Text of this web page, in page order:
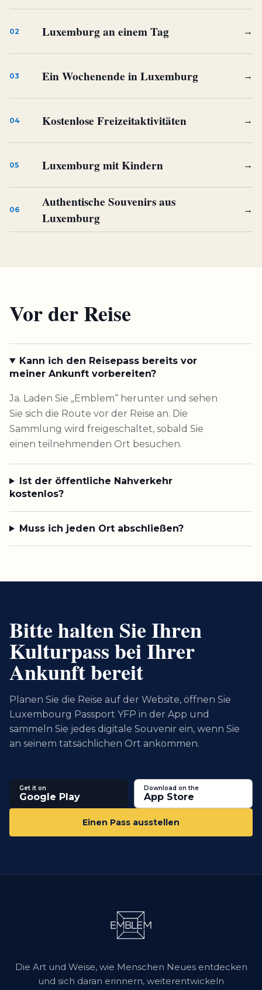
02 Luxemburg an einem Tag →
03 Ein Wochenende in Luxemburg →
04 Kostenlose Freizeitaktivitäten →
05 Luxemburg mit Kindern →
06
Authentische Souvenirs aus
Luxemburg
→
Vor der Reise
Kann ich den Reisepass bereits vor
meiner Ankunft vorbereiten?
Ja. Laden Sie „Emblem“ herunter und sehen
Sie sich die Route vor der Reise an. Die
Sammlung wird freigeschaltet, sobald Sie
einen teilnehmenden Ort besuchen.
Ist der öffentliche Nahverkehr
kostenlos?
Muss ich jeden Ort abschließen?
Bitte halten Sie Ihren
Kulturpass bei Ihrer
Ankunft bereit
Planen Sie die Reise auf der Website, öffnen Sie
Luxembourg Passport YFP in der App und
sammeln Sie jedes digitale Souvenir ein, wenn Sie
an seinem tatsächlichen Ort ankommen.
Get it on
Google Play
Download on the
App Store
Einen Pass ausstellen
Die Art und Weise, wie Menschen Neues entdecken
und sich daran erinnern, weiterentwickeln